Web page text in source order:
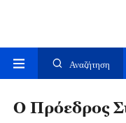
Αναζήτηση
Ο Πρόεδρος